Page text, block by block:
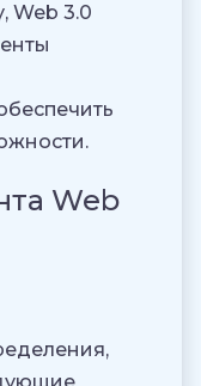
Web 3.0
Web